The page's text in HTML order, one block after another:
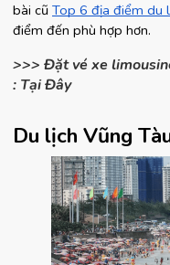
bài cũ Top 6 địa điểm du
điểm đến phù hợp hơn.
>>> Đặt vé xe
: Tại Đây
Du lịch Vũng